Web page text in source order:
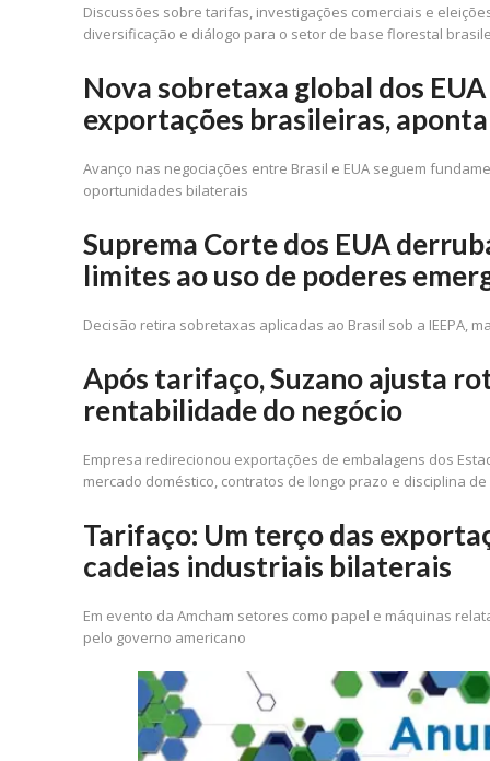
Discussões sobre tarifas, investigações comerciais e
diversificação e diálogo para o setor de base florestal
Nova sobretaxa global dos
exportações brasileiras,
Avanço nas negociações entre Brasil e EUA seguem
oportunidades bilaterais
Suprema Corte dos EUA
limites ao uso de poderes
Decisão retira sobretaxas aplicadas ao Brasil sob a IEEPA,
Após tarifaço, Suzano ajusta
rentabilidade do negócio
Empresa redirecionou exportações de embalagens dos
mercado doméstico, contratos de longo prazo e disciplina de
Tarifaço: Um terço das
cadeias industriais bilaterais
Em evento da Amcham setores como papel e máquinas
pelo governo americano